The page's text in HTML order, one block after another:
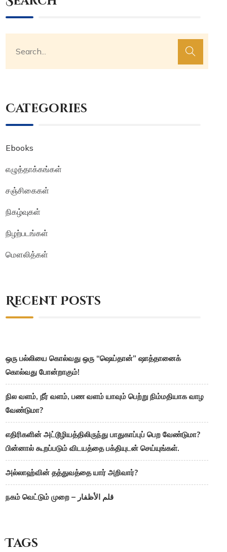
Categories
Ebooks
எழுத்தாக்கங்கள்
சஞ்சிகைகள்
நிகழ்வுகள்
நிழற்படங்கள்
மௌலித்கள்
Recent Posts
ஒரு பல்லியை கொல்வது ஒரு “ஷெய்தான்” ஷாத்தானைக்
கொல்வது போன்றாகும்!
நில வளம், நீர் வளம், பண வளம் யாவும் பெற்று நிம்மதியாக வாழ
வேண்டுமா?
எதிரிகளின் அட்டூழியத்திலிருந்து பாதுகாப்புப் பெற வேண்டுமா?
பின்னால் கூறப்படும் விடயத்தை பக்தியுடன் செய்யுங்கள்.
அல்லாஹ்வின் தத்துவத்தை யார் அறிவார்?
நகம் வெட்டும் முறை – قلم الأظفار
Tags